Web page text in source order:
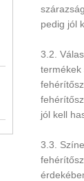
pedig jól
3.2.
termékek
jól kell
3.3.